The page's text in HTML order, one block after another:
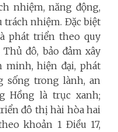
nhiệm, năng động,
trách nhiệm. Đặc biệt
phát triển theo quy
đô, bảo đảm xây
minh, hiện đại, phát
sống trong lành, an
Hồng là trục xanh;
đô thị hài hòa hai
khoản 1 Điều 17,